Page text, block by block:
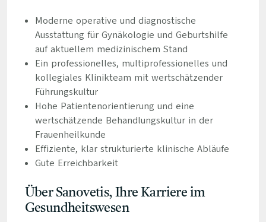
Moderne operative und diagnostische
Ausstattung für Gynäkologie und Geburtshilfe
auf aktuellem medizinischem Stand
Ein professionelles, multiprofessionelles und
kollegiales Klinikteam mit wertschätzender
Führungskultur
Hohe Patientenorientierung und eine
wertschätzende Behandlungskultur in der
Frauenheilkunde
Effiziente, klar strukturierte klinische Abläufe
Gute Erreichbarkeit
Über Sanovetis, Ihre Karriere im
Gesundheitswesen